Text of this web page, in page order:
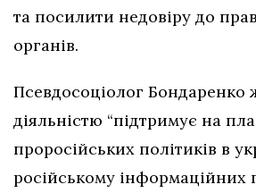
та посилити недовіру до
органів.
Псевдосоціолог Бондаренко
діяльністю “підтримує на
проросійських політиків в
російському інформаційних